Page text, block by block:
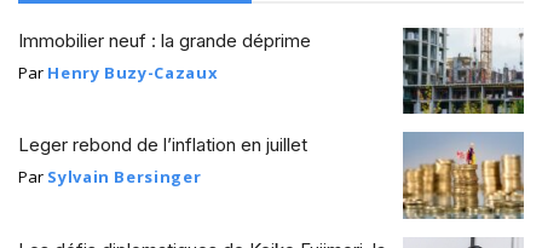
Immobilier neuf : la grande déprime
Par Henry Buzy-Cazaux
Leger rebond de l’inflation en juillet
Par Sylvain Bersinger